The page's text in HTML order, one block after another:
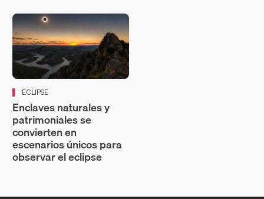
ECLIPSE
Enclaves naturales y
patrimoniales se
convierten en
escenarios únicos para
observar el eclipse